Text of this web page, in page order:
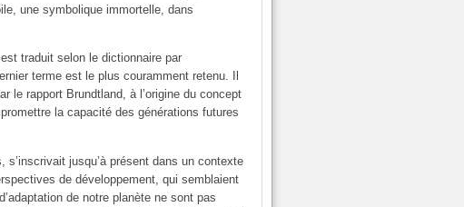
une symbolique immortelle, dans
traduit selon le dictionnaire par
terme est le plus couramment retenu. Il
le rapport Brundtland, à l’origine du concept
la capacité des générations futures
s’inscrivait jusqu’à présent dans un contexte
de développement, qui semblaient
de notre planète ne sont pas